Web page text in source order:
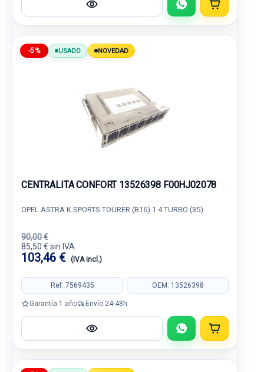
-5% USADO NOVEDAD
CENTRALITA CONFORT 13526398 F00HJ02078
OPEL ASTRA K SPORTS TOURER (B16) 1.4 TURBO (35)
90,00 €
85,50 € sin IVA.
103,46 € (IVA incl.)
Ref: 7569435 OEM: 13526398
Garantía 1 año Envío 24-48h